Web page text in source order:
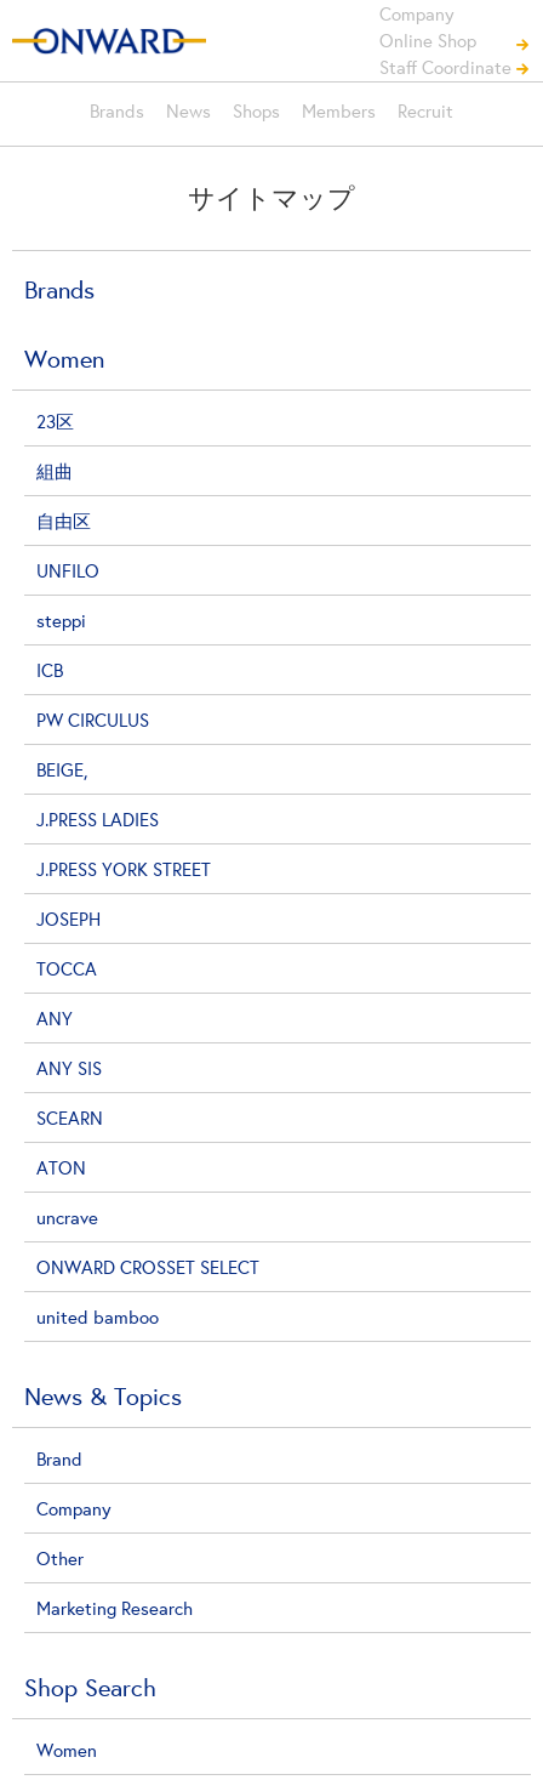
Company
Online Shop
Staff Coordinate
Brands
News Shops Members Recruit
サイトマップ
Brands
Women
23区
組曲
自由区
UNFILO
steppi
ICB
PW CIRCULUS
BEIGE,
J.PRESS LADIES
J.PRESS YORK STREET
JOSEPH
TOCCA
ANY
ANY SIS
SCEARN
ATON
uncrave
ONWARD CROSSET SELECT
united bamboo
News & Topics
Brand
Company
Other
Marketing Research
Shop Search
Women